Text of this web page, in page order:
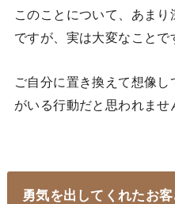
このことについて、あま
ですが、実は大変なことで
ご自分に置き換えて想像
がいる行動だと思われませ
勇気を出してくれたお